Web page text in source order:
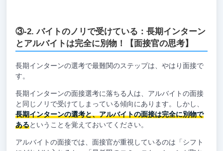
③-2. バイトのノリで受けている：長期インターン
とアルバイトは完全に別物！【面接官の思考】
長期インターンの選考で最難関のステップは、やはり面接で
す。
長期インターンの面接選考に落ちる人は、アルバイトの面接
と同じノリで受けてしまっている傾向にあります。しかし、
長期インターンの選考と、アルバイトの面接は完全に別物で
あるということを覚えておいてください。
アルバイトの面接では、面接官が重視しているのは「シフト